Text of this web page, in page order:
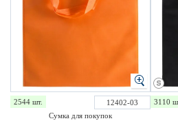
2544 шт.
12402-03
Сумка для покупок
3110